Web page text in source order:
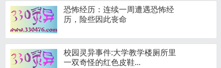
恐怖经历：连续一周遭遇恐怖经
历，险些因此丧命
校园灵异事件:大学教学楼厕所里
一双奇怪的红色皮鞋...